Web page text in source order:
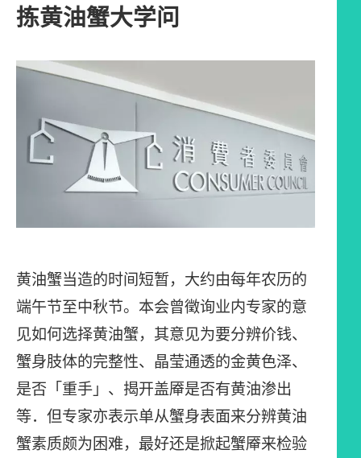
拣黄油蟹大学问
黄油蟹当造的时间短暂，大约由每年农历的
端午节至中秋节。本会曾徵询业内专家的意
见如何选择黄油蟹，其意见为要分辨价钱、
蟹身肢体的完整性、晶莹通透的金黄色泽、
是否「重手」、揭开盖厣是否有黄油渗出
等．但专家亦表示单从蟹身表面来分辨黄油
蟹素质颇为困难，最好还是掀起蟹厣来检验